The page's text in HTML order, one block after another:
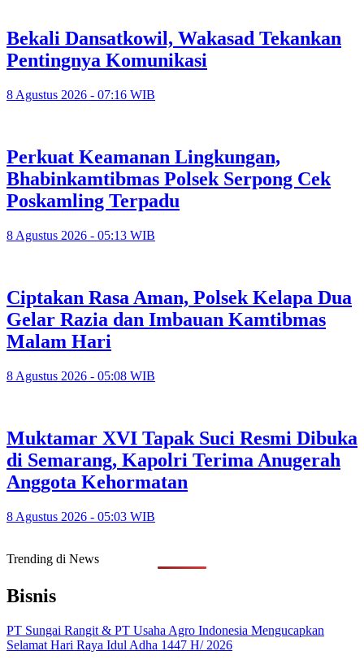
Bekali Dansatkowil, Wakasad Tekankan
Pentingnya Komunikasi
8 Agustus 2026 - 07:16 WIB
Perkuat Keamanan Lingkungan,
Bhabinkamtibmas Polsek Serpong Cek
Poskamling Terpadu
8 Agustus 2026 - 05:13 WIB
Ciptakan Rasa Aman, Polsek Kelapa Dua
Gelar Razia dan Imbauan Kamtibmas
Malam Hari
8 Agustus 2026 - 05:08 WIB
Muktamar XVI Tapak Suci Resmi Dibuka
di Semarang, Kapolri Terima Anugerah
Anggota Kehormatan
8 Agustus 2026 - 05:03 WIB
Trending di News
Bisnis
PT Sungai Rangit & PT Usaha Agro Indonesia Mengucapkan
Selamat Hari Raya Idul Adha 1447 H/ 2026